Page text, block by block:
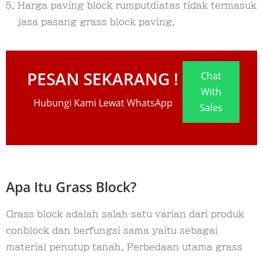
Harga paving block rumputdiatas tidak termasuk
jasa pasang grass block paving.
PESAN SEKARANG !
Hubungi Kami Lewat WhatsApp
Chat
With
Sales
Apa Itu Grass Block?
Grass block adalah salah satu varian dari produk
conblock dan berfungsi sama yaitu sebagai
material penutup tanah. Perbedaan utama grass